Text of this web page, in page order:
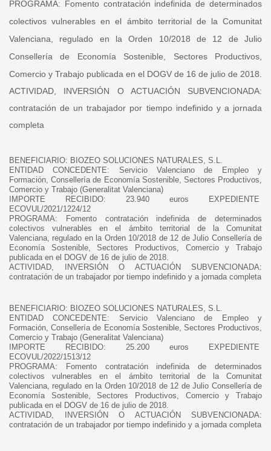
PROGRAMA: Fomento contratación indefinida de determinados
colectivos vulnerables en el ámbito territorial de la Comunitat
Valenciana, regulado en la Orden 10/2018 de 12 de Julio
Consellería de Economía Sostenible, Sectores Productivos,
Comercio y Trabajo publicada en el DOGV de 16 de julio de 2018.
ACTIVIDAD, INVERSIÓN O ACTUACIÓN SUBVENCIONADA:
contratación de un trabajador por tiempo indefinido y a jornada
completa
BENEFICIARIO: BIOZEO SOLUCIONES NATURALES, S.L.
ENTIDAD CONCEDENTE: Servicio Valenciano de Empleo y
Formación, Consellería de Economía Sostenible, Sectores Productivos,
Comercio y Trabajo (Generalitat Valenciana)
IMPORTE RECIBIDO: 23.940 euros EXPEDIENTE
ECOVUL/2021/1224/12
PROGRAMA: Fomento contratación indefinida de determinados
colectivos vulnerables en el ámbito territorial de la Comunitat
Valenciana, regulado en la Orden 10/2018 de 12 de Julio Consellería de
Economía Sostenible, Sectores Productivos, Comercio y Trabajo
publicada en el DOGV de 16 de julio de 2018.
ACTIVIDAD, INVERSIÓN O ACTUACIÓN SUBVENCIONADA:
contratación de un trabajador por tiempo indefinido y a jornada completa
BENEFICIARIO: BIOZEO SOLUCIONES NATURALES, S.L.
ENTIDAD CONCEDENTE: Servicio Valenciano de Empleo y
Formación, Consellería de Economía Sostenible, Sectores Productivos,
Comercio y Trabajo (Generalitat Valenciana)
IMPORTE RECIBIDO: 25.200 euros EXPEDIENTE
ECOVUL/2022/1513/12
PROGRAMA: Fomento contratación indefinida de determinados
colectivos vulnerables en el ámbito territorial de la Comunitat
Valenciana, regulado en la Orden 10/2018 de 12 de Julio Consellería de
Economía Sostenible, Sectores Productivos, Comercio y Trabajo
publicada en el DOGV de 16 de julio de 2018.
ACTIVIDAD, INVERSIÓN O ACTUACIÓN SUBVENCIONADA:
contratación de un trabajador por tiempo indefinido y a jornada completa